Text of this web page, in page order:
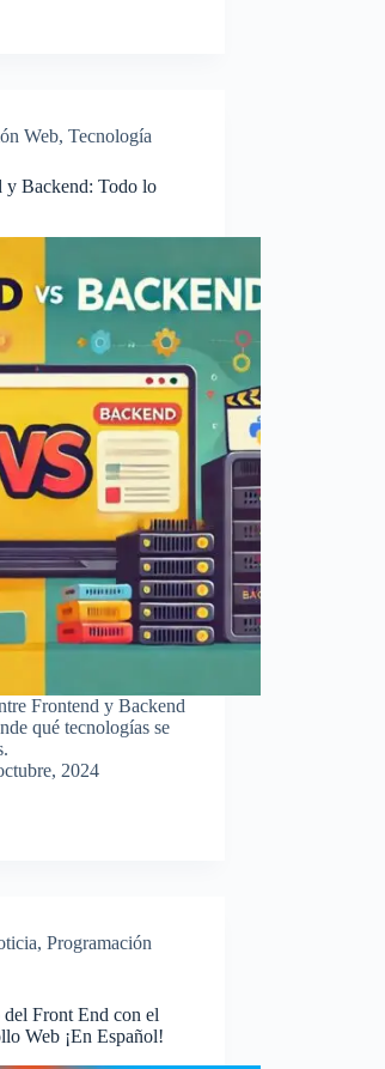
Web,Tecnología
y Backend: Todo lo
Frontend y Backend
qué tecnologías se
2024
,Programación
Front End con el
Web ¡En Español!